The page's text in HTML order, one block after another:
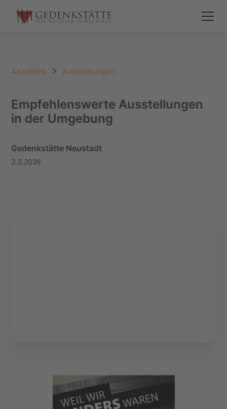
Aktuelles Ausstellungen
Empfehlenswerte Ausstellungen
in der Umgebung
Gedenkstätte Neustadt
3.2.2026